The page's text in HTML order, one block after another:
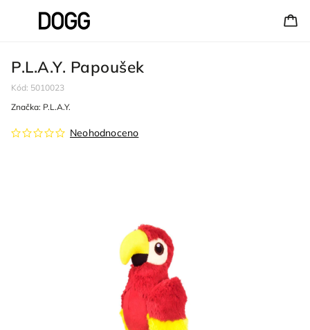
P.L.A.Y. Papoušek
Kód: 5010023
Neohodnoceno
Značka: P.L.A.Y.